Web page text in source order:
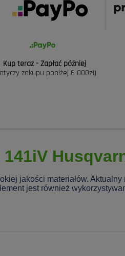
Kup teraz - Zapłać później
zakupu poniżej 6 000zł)
jakości materiałów. Aktualny
jest również